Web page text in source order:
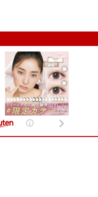
てください（スパム対策）。